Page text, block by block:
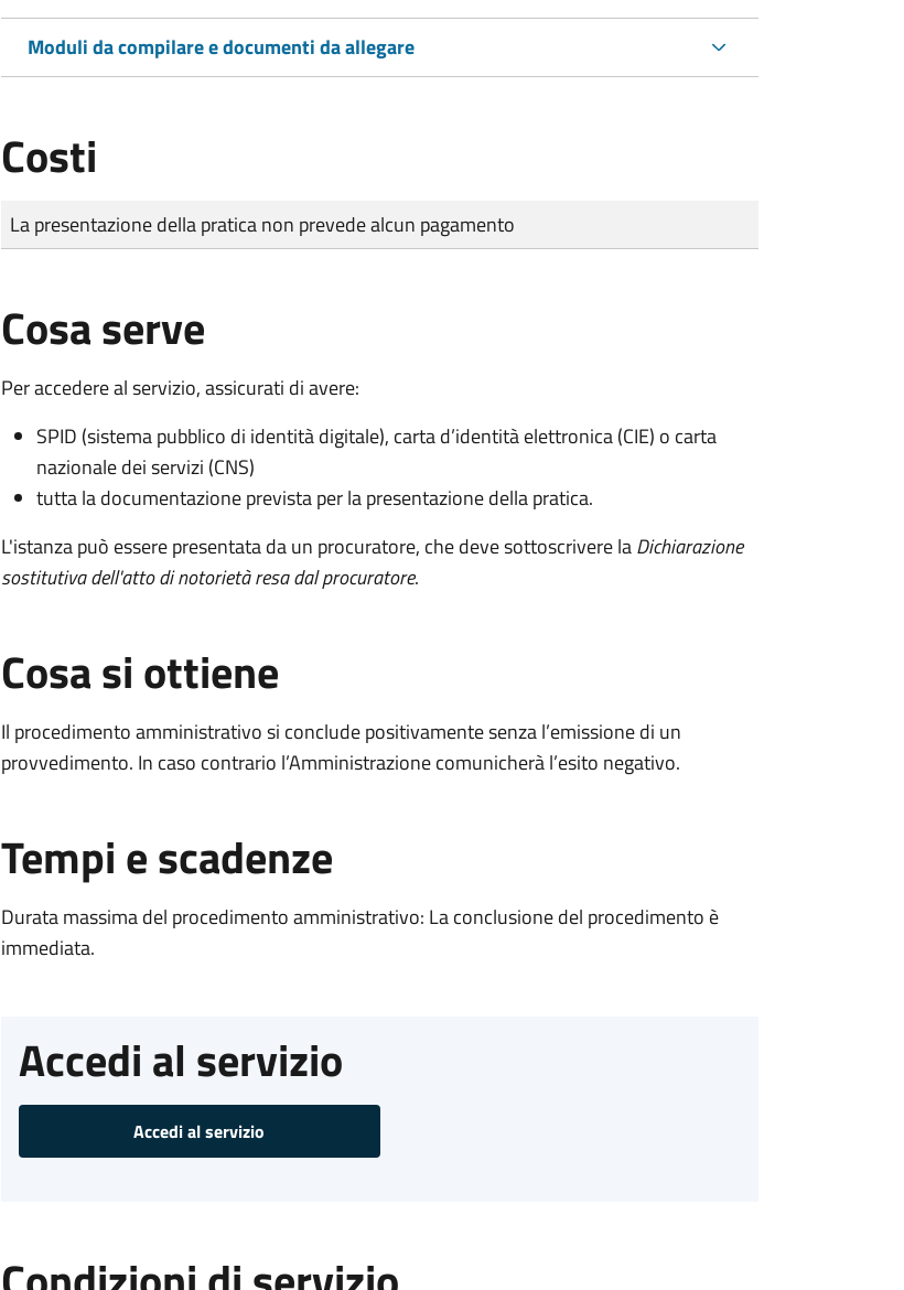
Moduli da compilare e documenti da allegare
Costi
Tipo di pagamento
Importo
La presentazione della pratica non prevede alcun pagamento
Cosa serve
Per accedere al servizio, assicurati di avere:
SPID (sistema pubblico di identità digitale), carta d’identità elettronica (CIE) o carta
nazionale dei servizi (CNS)
tutta la documentazione prevista per la presentazione della pratica.
L'istanza può essere presentata da un procuratore, che deve sottoscrivere laDichiarazione
sostitutiva dell'atto di notorietà resa dal procuratore.
Cosa si ottiene
Il procedimento amministrativo si conclude positivamente senza l’emissione di un
provvedimento. In caso contrario l’Amministrazione comunicherà l’esito negativo.
Tempi e scadenze
Durata massima del procedimento amministrativo: La conclusione del procedimento è
immediata.
Accedi al servizio
Accedi al servizio